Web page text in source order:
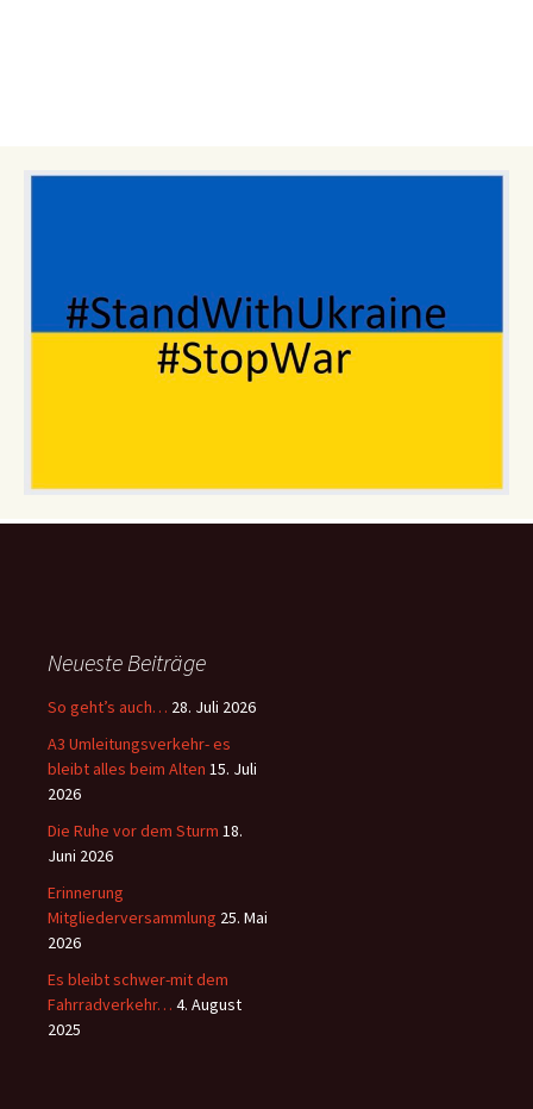
Neueste Beiträge
So geht’s auch… 28. Juli 2026
A3 Umleitungsverkehr- es
bleibt alles beim Alten 15. Juli
2026
Die Ruhe vor dem Sturm 18.
Juni 2026
Erinnerung
Mitgliederversammlung 25. Mai
2026
Es bleibt schwer-mit dem
Fahrradverkehr… 4. August
2025